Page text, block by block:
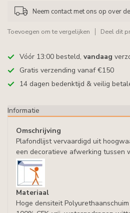
Neem contact met ons op over
Toevoegen om te vergelijken Deel dit
Vóór 13:00 besteld, vandaag
Gratis verzending vanaf €150
14 dagen bedenktijd & veilig
Informatie
Omschrijving
Plafondlijst vervaardigd uit
een decoratieve afwerking tussen
Materiaal
Hoge densiteit